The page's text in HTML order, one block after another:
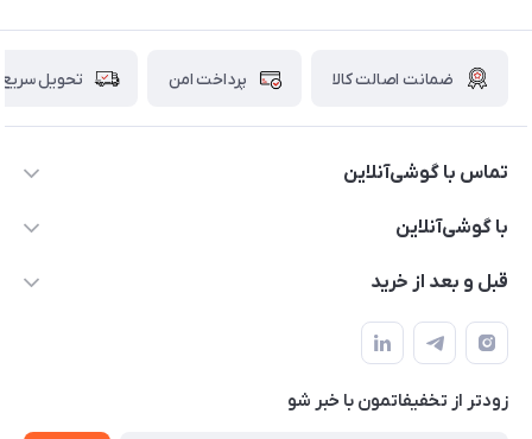
ضمانت اصالت کالا پرداخت امن تحویل سریع
تماس با گوشی‌آنلاین
۰۲۱91001221
با گوشی‌آنلاین
درباره ما
حساب کاربری
حریم خصوصی
قبل و بعد از خرید
نحوه خرید از گوشی آنلاین
شرایط ضمانت هفت روزه
روش ارسال کالا در گوشی آنلاین
زودتر از تخفیفاتمون با خبر شو